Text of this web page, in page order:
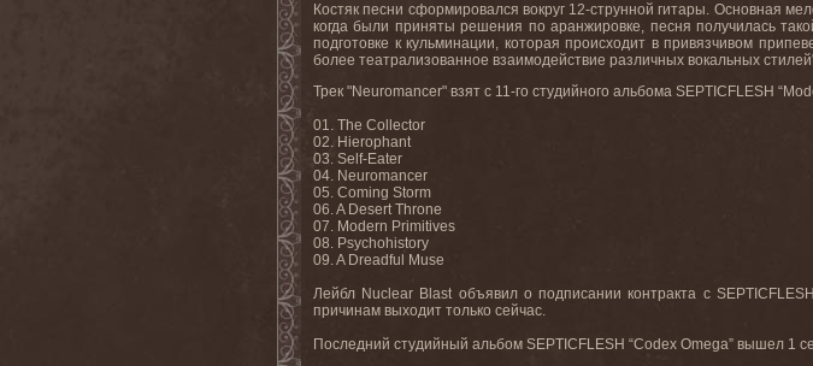
Костяк песни сформировался вокруг 12-струнной гитары. Основная
когда были приняты решения по аранжировке, песня получилась
подготовке к кульминации, которая происходит в привязчивом
более театрализованное взаимодействие различных вокальных
Трек "Neuromancer" взят с 11-го студийного альбома SEPTICFLESH “
01. The Collector
02. Hierophant
03. Self-Eater
04. Neuromancer
05. Coming Storm
06. A Desert Throne
07. Modern Primitives
08. Psychohistory
09. A Dreadful Muse
Лейбл Nuclear Blast объявил о подписании контракта с
причинам выходит только сейчас.
Последний студийный альбом SEPTICFLESH “Codex Omega” вышел 1